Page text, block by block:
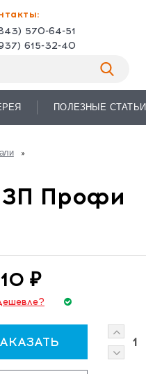
570-64-51
615-32-40
ПОЛЕЗНЫЕ СТАТЬИ
Профи
₽
1